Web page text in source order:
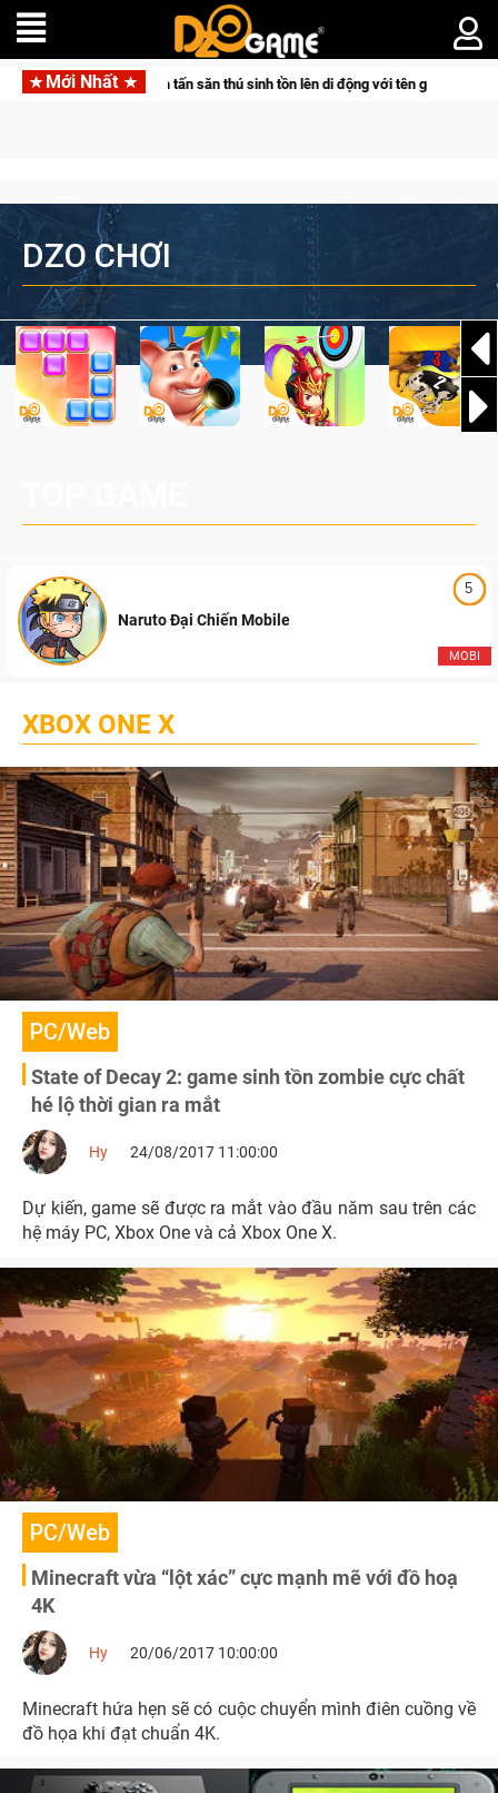
Mới Nhất
đưa bom tấn săn thú sinh tồn lên di động với tên gọi Palworld Online
DZO CHƠI
5
MOBI
Naruto Đại Chiến Mobile
XBOX ONE X
PC/Web
State of Decay 2: game sinh tồn zombie cực chất
hé lộ thời gian ra mắt
Hy 24/08/2017 11:00:00
Dự kiến, game sẽ được ra mắt vào đầu năm sau trên các
hệ máy PC, Xbox One và cả Xbox One X.
PC/Web
Minecraft vừa “lột xác” cực mạnh mẽ với đồ hoạ
4K
Hy 20/06/2017 10:00:00
Minecraft hứa hẹn sẽ có cuộc chuyển mình điên cuồng về
đồ họa khi đạt chuẩn 4K.